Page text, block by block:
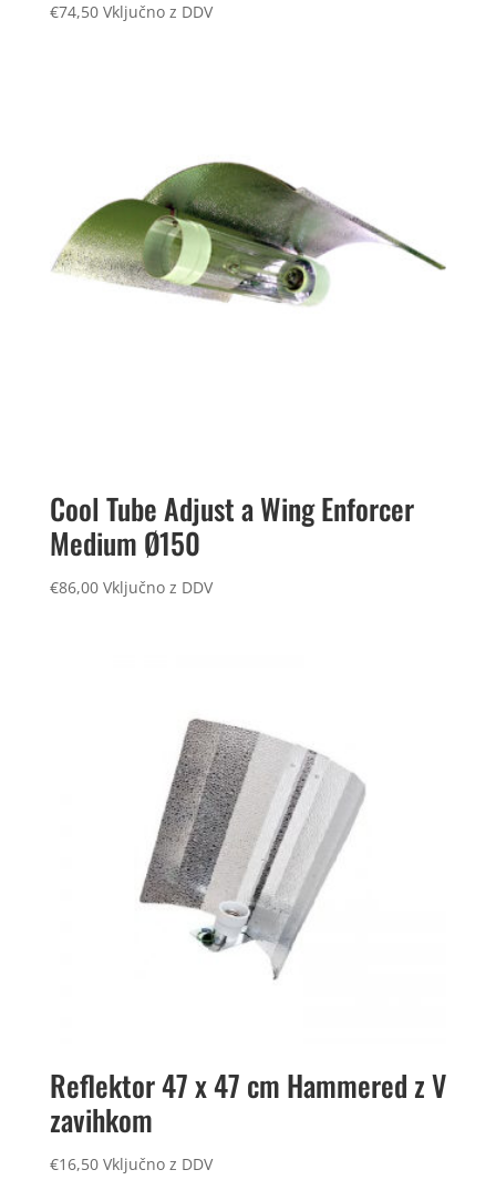
€74,50 Vključno z DDV
Cool Tube Adjust a Wing Enforcer
Medium Ø150
€86,00 Vključno z DDV
Reflektor 47 x 47 cm Hammered z V
zavihkom
€16,50 Vključno z DDV